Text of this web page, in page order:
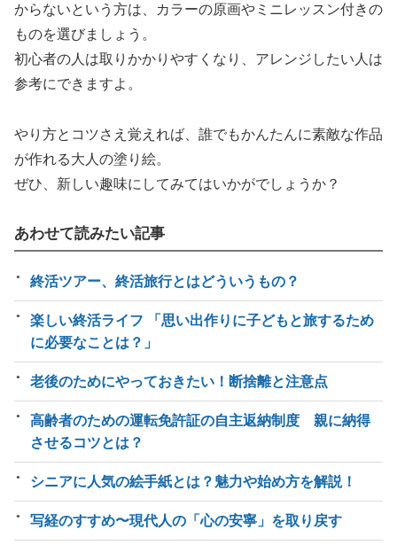
からないという方は、カラーの原画やミニレッスン付きの
ものを選びましょう。
初心者の人は取りかかりやすくなり、アレンジしたい人は
参考にできますよ。
やり方とコツさえ覚えれば、誰でもかんたんに素敵な作品
が作れる大人の塗り絵。
ぜひ、新しい趣味にしてみてはいかがでしょうか？
あわせて読みたい記事
終活ツアー、終活旅行とはどういうもの？
楽しい終活ライフ 「思い出作りに子どもと旅するため
に必要なことは？」
老後のためにやっておきたい！断捨離と注意点
高齢者のための運転免許証の自主返納制度 親に納得
させるコツとは？
シニアに人気の絵手紙とは？魅力や始め方を解説！
写経のすすめ〜現代人の「心の安寧」を取り戻す